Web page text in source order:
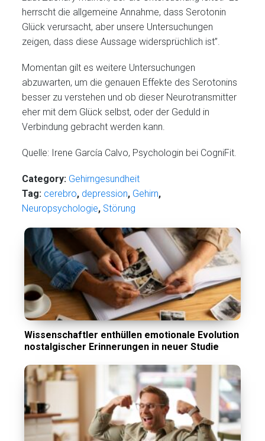
herrscht die allgemeine Annahme, dass Serotonin
Glück verursacht, aber unsere Untersuchungen
zeigen, dass diese Aussage widersprüchlich ist”.
Momentan gilt es weitere Untersuchungen
abzuwarten, um die genauen Effekte des Serotonins
besser zu verstehen und ob dieser Neurotransmitter
eher mit dem Glück selbst, oder der Geduld in
Verbindung gebracht werden kann.
Quelle: Irene García Calvo, Psychologin bei CogniFit.
Category: Gehirngesundheit
Tag: cerebro, depression, Gehirn,
Neuropsychologie, Störung
Wissenschaftler enthüllen emotionale Evolution
nostalgischer Erinnerungen in neuer Studie